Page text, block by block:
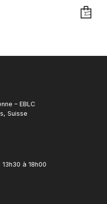
– EBLC
Suisse
à 18h00